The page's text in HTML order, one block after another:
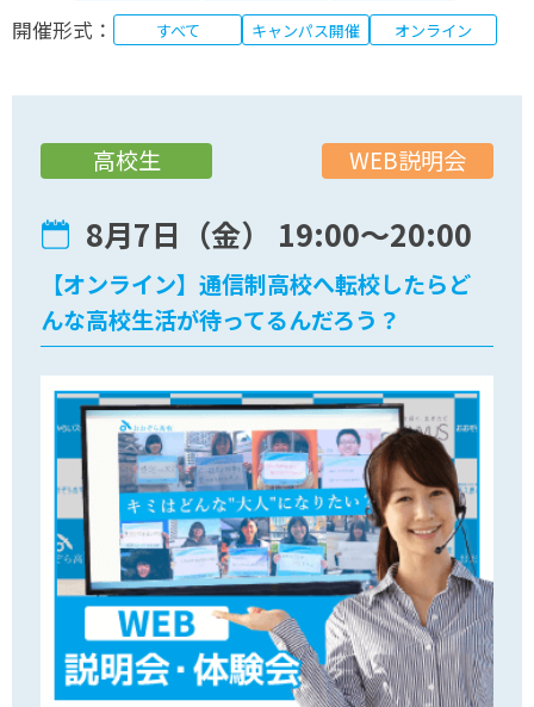
開催形式： すべて キャンパス開催 オンライン
WEB説明会
8月7日（金） 19:00〜20:00
高校生
【オンライン】通信制高校へ転校したらど
んな高校生活が待ってるんだろう？